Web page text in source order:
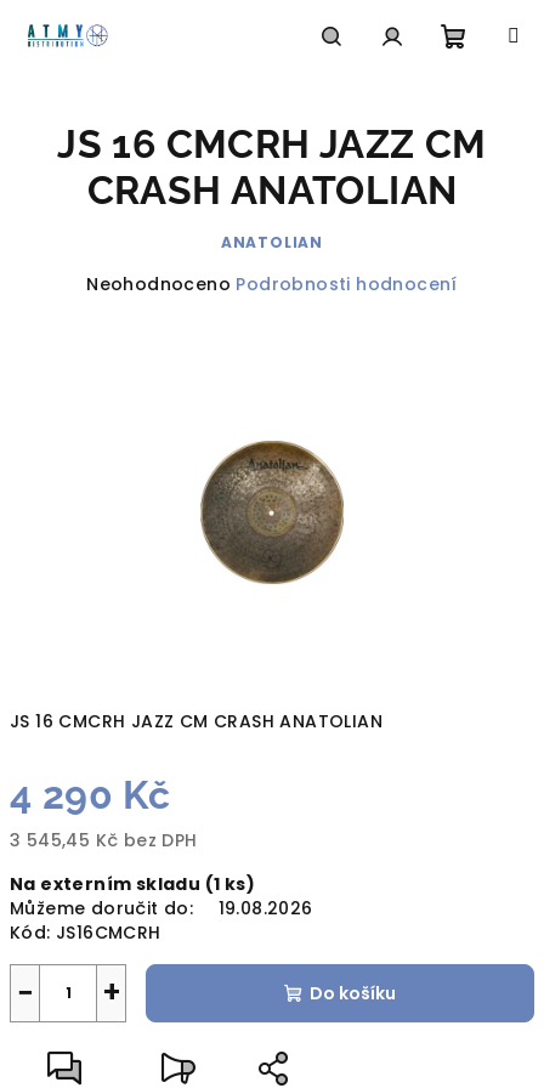
košík
JS 16 CMCRH JAZZ CM CRASH ANATOLIAN
4 290 Kč
3 545,45 Kč bez DPH
cena:
Na externím skladu (1 ks)
Můžeme doručit do:
19.08.2026
Kód: JS16CMCRH
+
− Do košíku
JS 16 CMCRH JAZZ CM
CRASH ANATOLIAN
ANATOLIAN
Průměrné
Neohodnoceno Podrobnosti hodnocení